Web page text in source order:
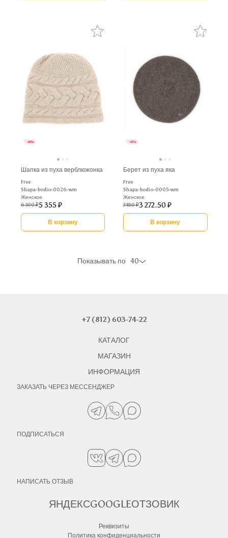
Шапка из пуха верблюжонка
Free
Shapa-bodio-0026-wm
Женское
6 300 ₽5 355 ₽
В корзину
-15%
Берет из пуха яка
Free
Shapa-bodio-0005-wm
Женское
3 850 ₽3 272.50 ₽
В корзину
-15%
Показывать по 40
+7 (812) 603-74-22
КАТАЛОГ
МАГАЗИН
ИНФОРМАЦИЯ
ЗАКАЗАТЬ ЧЕРЕЗ МЕССЕНДЖЕР
ПОДПИСАТЬСЯ
НАПИСАТЬ ОТЗЫВ
ЯНДЕКСGOOGLEОТЗОВИК
Реквизиты
Политика конфиденциальности